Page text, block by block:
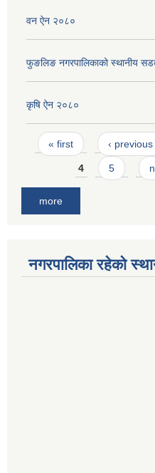
वन ऐन २०८०
फुङलिङ नगरपालिकाको स्थानीय
कृषि ऐन २०८०
Pages
« first ‹ previous
4 5
more
नगरपालिका रहेको